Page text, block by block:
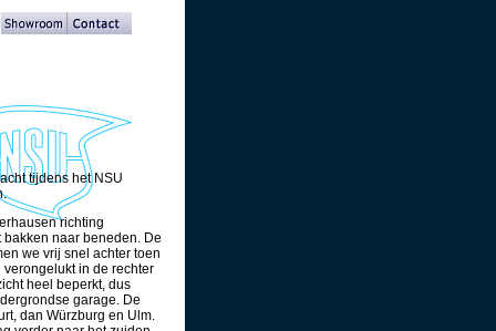
tijdens het NSU
richting
naar beneden. De
we vrij snel achter toen
in de rechter
heel beperkt, dus
garage. De
dan Würzburg en Ulm.